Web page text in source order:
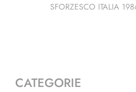
SFORZESCO ITALIA
CATEGORIE